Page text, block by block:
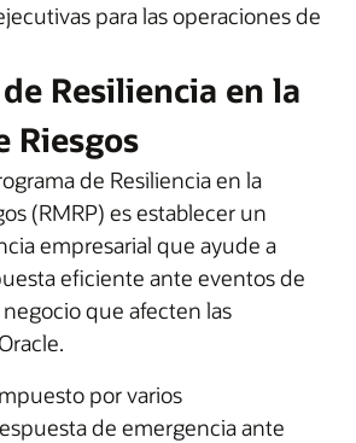
para las operaciones de
Resiliencia en la
Riesgos
de Resiliencia en la
(RMRP) es establecer un
empresarial que ayude a
eficiente ante eventos de
que afecten las
por varios
de emergencia ante